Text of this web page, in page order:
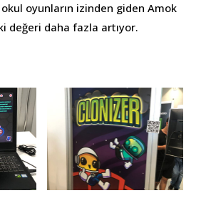
oyunların izinden giden Amok
değeri daha fazla artıyor.